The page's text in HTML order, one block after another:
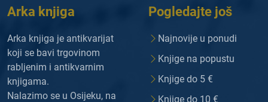
Arka knjiga
Arka knjiga je antikvarijat
koji se bavi trgovinom
rabljenim i antikvarnim
knjigama.
Nalazimo se u Osijeku, na
Pogledajte još
Najnovije u ponudi
Knjige na popustu
Knjige do 5 €
Knjige do 10 €